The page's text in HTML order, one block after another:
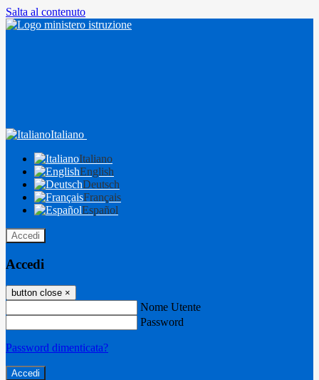
Salta al contenuto
Italiano
Italiano
English
Deutsch
Français
Español
Accedi
Accedi
button close ×
Nome Utente
Password
Password dimenticata?